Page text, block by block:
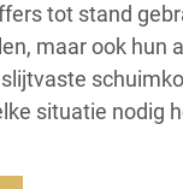
tot stand
maar ook hun
situatie nodig